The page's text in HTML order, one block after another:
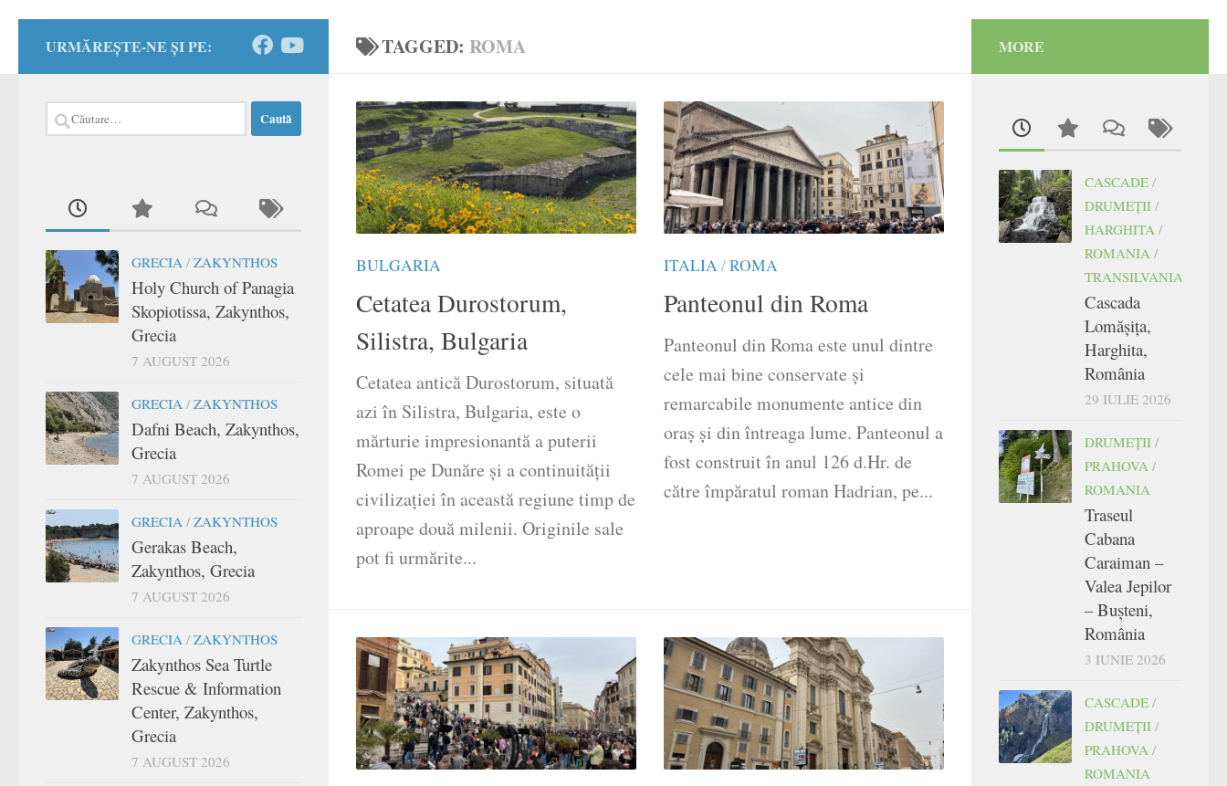
TAGGED: ROMA
BULGARIA
Cetatea Durostorum,
Silistra, Bulgaria
Cetatea antică Durostorum, situată
azi în Silistra, Bulgaria, este o
mărturie impresionantă a puterii
Romei pe Dunăre și a continuității
civilizației în această regiune timp de
aproape două milenii. Originile sale
pot fi urmărite...
ITALIA/ROMA
Panteonul din Roma
Panteonul din Roma este unul dintre
cele mai bine conservate și
remarcabile monumente antice din
oraș și din întreaga lume. Panteonul a
fost construit în anul 126 d.Hr. de
către împăratul roman Hadrian, pe...
URMĂREȘTE-NE ȘI PE:
Caută
după:
GRECIA / ZAKYNTHOS
Holy Church of Panagia
Skopiotissa, Zakynthos,
Grecia
7 AUGUST 2026
GRECIA / ZAKYNTHOS
Dafni Beach, Zakynthos,
Grecia
7 AUGUST 2026
GRECIA / ZAKYNTHOS
Gerakas Beach,
Zakynthos, Grecia
7 AUGUST 2026
GRECIA / ZAKYNTHOS
Zakynthos Sea Turtle
Rescue & Information
Center, Zakynthos,
Grecia
7 AUGUST 2026
MORE
CASCADE /
DRUMEŢII /
HARGHITA /
ROMANIA /
TRANSILVANIA
Cascada
Lomășița,
Harghita,
România
29 IULIE 2026
DRUMEŢII /
PRAHOVA /
ROMANIA
Traseul
Cabana
Caraiman –
Valea Jepilor
– Bușteni,
România
3 IUNIE 2026
CASCADE /
DRUMEŢII /
PRAHOVA /
ROMANIA